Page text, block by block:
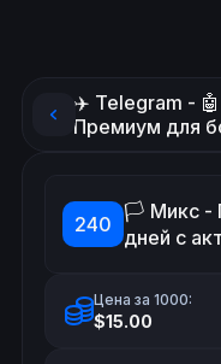
✈️ Telegram -
Премиум для
240
🏳️ Микс -
дней с
Цена за 1000:
$15.00